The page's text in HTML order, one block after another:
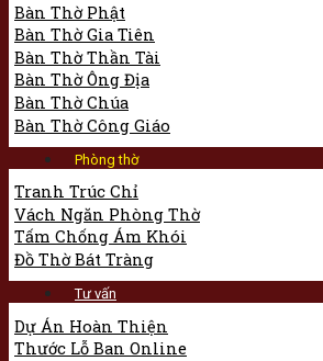
Bàn Thờ Phật
Bàn Thờ Gia Tiên
Bàn Thờ Thần Tài
Bàn Thờ Ông Địa
Bàn Thờ Chúa
Bàn Thờ Công Giáo
Phòng thờ
Tranh Trúc Chỉ
Vách Ngăn Phòng Thờ
Tấm Chống Ám Khói
Đồ Thờ Bát Tràng
Tư vấn
Dự Án Hoàn Thiện
Thước Lỗ Ban Online